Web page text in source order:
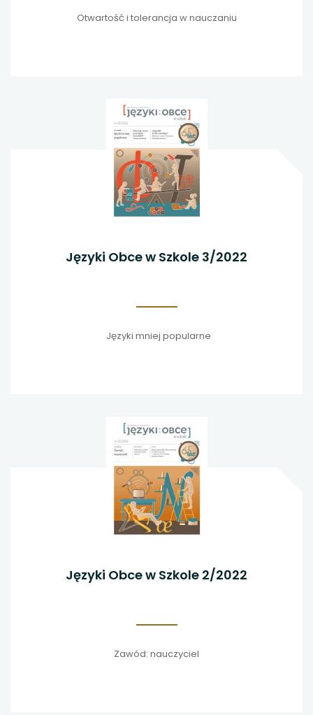
Otwartość i tolerancja w nauczaniu
Języki Obce w Szkole 3/2022
Języki mniej popularne
Języki Obce w Szkole 2/2022
Zawód: nauczyciel